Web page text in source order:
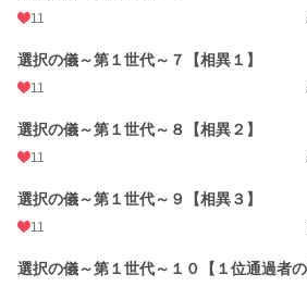
11
選択の儀～第１世代～７【相異１】
11
選択の儀～第１世代～８【相異２】
11
選択の儀～第１世代～９【相異３】
11
選択の儀～第１世代～１０【１位通過者の